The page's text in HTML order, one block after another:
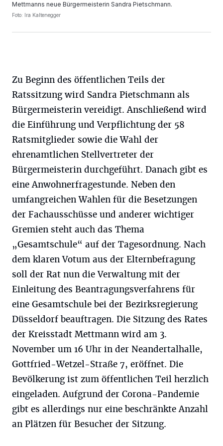
Mettmanns neue Bürgermeisterin Sandra Pietschmann.
Foto: Ira Kaltenegger
Zu Beginn des öffentlichen Teils der
Ratssitzung wird Sandra Pietschmann als
Bürgermeisterin vereidigt. Anschließend wird
die Einführung und Verpflichtung der 58
Ratsmitglieder sowie die Wahl der
ehrenamtlichen Stellvertreter der
Bürgermeisterin durchgeführt. Danach gibt es
eine Anwohnerfragestunde. Neben den
umfangreichen Wahlen für die Besetzungen
der Fachausschüsse und anderer wichtiger
Gremien steht auch das Thema
„Gesamtschule“ auf der Tagesordnung. Nach
dem klaren Votum aus der Elternbefragung
soll der Rat nun die Verwaltung mit der
Einleitung des Beantragungsverfahrens für
eine Ge­samtschule bei der Bezirksregierung
Düsseldorf beauftragen. Die Sitzung des Rates
der Kreisstadt Mettmann wird am 3.
November um 16 Uhr in der Neandertalhalle,
Gottfried-Wetzel-Straße 7, eröffnet. Die
Bevölkerung ist zum öffentlichen Teil herzlich
eingeladen. Aufgrund der Corona-Pandemie
gibt es allerdings nur eine beschränkte Anzahl
an Plätzen für Besucher der Sitzung.